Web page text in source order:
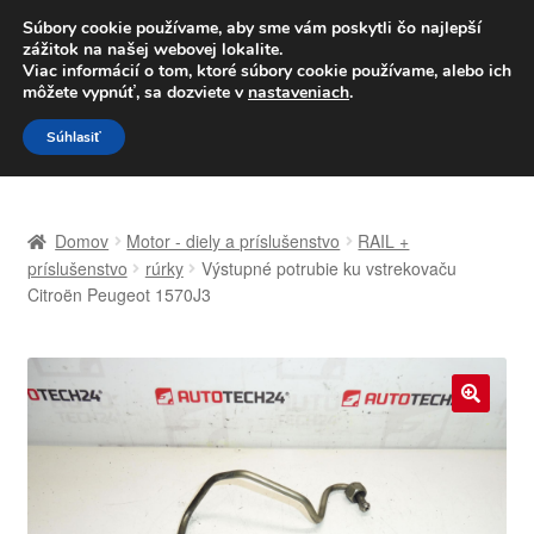
DOPRAVA od 6 EUR
Po–Pi 09:00–16:00 233 221 276
Preskočiť
na
navigáciu
Preskočiť
na
obsah
Celosvetová preprava
Kontakt
Košík
Domov Motor - diely a príslušenstvo
RAIL +
príslušenstvo
rúrky
Výstupné potrubie ku vstrekovaču
Citroën Peugeot 1570J3
Súbory cookie používame, aby sme vám poskytli čo najlepší
zážitok na našej webovej lokalite.
Viac informácií o tom, ktoré súbory cookie používame, alebo ich
môžete vypnúť, sa dozviete v nastaveniach.
Súhlasiť